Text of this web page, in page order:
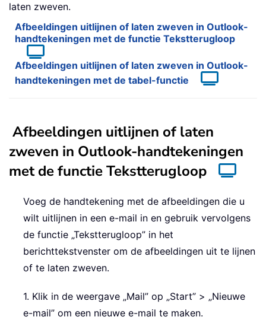
laten zweven.
Afbeeldingen uitlijnen of laten zweven in Outlook-
handtekeningen met de functie Tekstterugloop
Afbeeldingen uitlijnen of laten zweven in Outlook-
handtekeningen met de tabel-functie
Afbeeldingen uitlijnen of laten
zweven in Outlook-handtekeningen
met de functie Tekstterugloop
Voeg de handtekening met de afbeeldingen die u
wilt uitlijnen in een e-mail in en gebruik vervolgens
de functie „Tekstterugloop” in het
berichttekstvenster om de afbeeldingen uit te lijnen
of te laten zweven.
1. Klik in de weergave „Mail” op „Start” > „Nieuwe
e-mail” om een nieuwe e-mail te maken.